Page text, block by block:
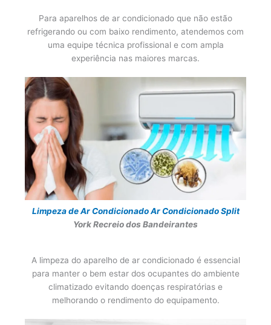
Para aparelhos de ar condicionado que não estão
refrigerando ou com baixo rendimento, atendemos com
uma equipe técnica profissional e com ampla
experiência nas maiores marcas.
Limpeza de Ar CondicionadoAr Condicionado Split
York Recreio dos Bandeirantes
A limpeza do aparelho de ar condicionado é essencial
para manter o bem estar dos ocupantes do ambiente
climatizado evitando doenças respiratórias e
melhorando o rendimento do equipamento.